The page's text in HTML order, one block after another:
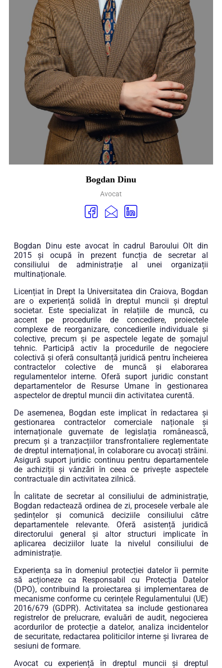
Bogdan Dinu
Avocat
Bogdan Dinu este avocat în cadrul Baroului Olt din
2015 și ocupă în prezent funcția de secretar al
consiliului de administrație al unei organizații
multinaționale.
Licențiat în Drept la Universitatea din Craiova, Bogdan
are o experiență solidă în dreptul muncii și dreptul
societar. Este specializat în relațiile de muncă, cu
accent pe procedurile de concediere, proiectele
complexe de reorganizare, concedierile individuale și
colective, precum și pe aspectele legate de șomajul
tehnic. Participă activ la procedurile de negociere
colectivă și oferă consultanță juridică pentru încheierea
contractelor colective de muncă și elaborarea
regulamentelor interne. Oferă suport juridic constant
departamentelor de Resurse Umane în gestionarea
aspectelor de dreptul muncii din activitatea curentă.
De asemenea, Bogdan este implicat în redactarea și
gestionarea contractelor comerciale naționale și
internaționale guvernate de legislația românească,
precum și a tranzacțiilor transfrontaliere reglementate
de dreptul internațional, în colaborare cu avocați străini.
Asigură suport juridic continuu pentru departamentele
de achiziții și vânzări în ceea ce privește aspectele
contractuale din activitatea zilnică.
În calitate de secretar al consiliului de administrație,
Bogdan redactează ordinea de zi, procesele verbale ale
ședințelor și comunică deciziile consiliului către
departamentele relevante. Oferă asistență juridică
directorului general și altor structuri implicate în
aplicarea deciziilor luate la nivelul consiliului de
administrație.
Experiența sa în domeniul protecției datelor îi permite
să acționeze ca Responsabil cu Protecția Datelor
(DPO), contribuind la proiectarea și implementarea de
mecanisme conforme cu cerințele Regulamentului (UE)
2016/679 (GDPR). Activitatea sa include gestionarea
registrelor de prelucrare, evaluări de audit, negocierea
acordurilor de protecție a datelor, analiza incidentelor
de securitate, redactarea politicilor interne și livrarea de
sesiuni de formare.
Avocat cu experiență în dreptul muncii și dreptul